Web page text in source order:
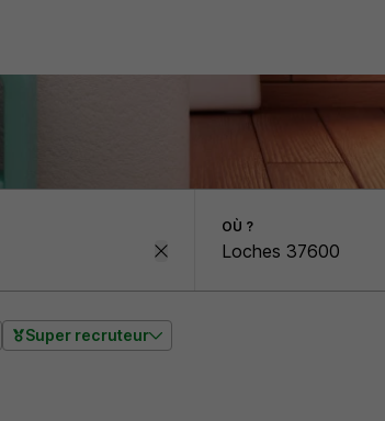
OÙ ?
Super recruteur